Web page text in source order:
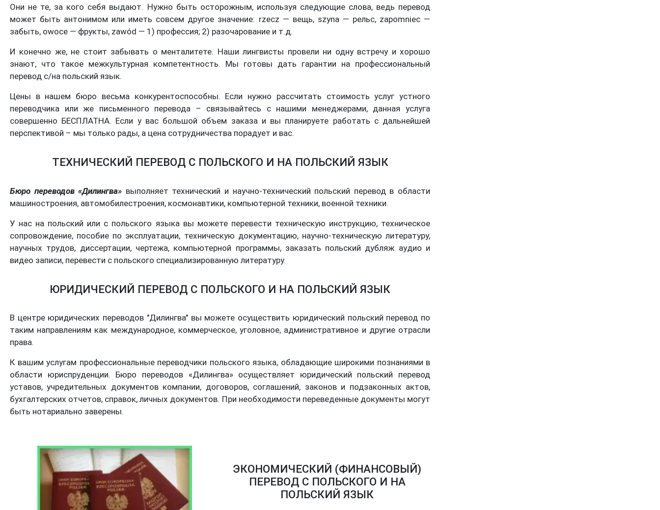
Они не те, за кого себя выдают. Нужно быть осторожным, используя следующие слова, ведь перевод
может быть антонимом или иметь совсем другое значение: rzecz — вещь, szyna — рельс, zapomniec —
забыть, owoce — фрукты, zawód — 1) профессия; 2) разочарование и т.д.
И конечно же, не стоит забывать о менталитете. Наши лингвисты провели ни одну встречу и хорошо
знают, что такое межкультурная компетентность. Мы готовы дать гарантии на профессиональный
перевод с/на польский язык.
Цены в нашем бюро весьма конкурентоспособны. Если нужно рассчитать стоимость услуг устного
переводчика или же письменного перевода – связывайтесь с нашими менеджерами, данная услуга
совершенно БЕСПЛАТНА. Если у вас большой объем заказа и вы планируете работать с дальнейшей
перспективой – мы только рады, а цена сотрудничества порадует и вас.
ТЕХНИЧЕСКИЙ ПЕРЕВОД С ПОЛЬСКОГО И НА ПОЛЬСКИЙ ЯЗЫК
Бюро переводов «Дилингва» выполняет технический и научно-технический польский перевод в области
машиностроения, автомобилестроения, космонавтики, компьютерной техники, военной техники.
У нас на польский или с польского языка вы можете перевести техническую инструкцию, техническое
сопровождение, пособие по эксплуатации, техническую документацию, научно-техническую литературу,
научных трудов, диссертации, чертежа, компьютерной программы, заказать польский дубляж аудио и
видео записи, перевести с польского специализированную литературу.
ЮРИДИЧЕСКИЙ ПЕРЕВОД С ПОЛЬСКОГО И НА ПОЛЬСКИЙ ЯЗЫК
В центре юридических переводов "Дилингва" вы можете осуществить юридический польский перевод по
таким направлениям как международное, коммерческое, уголовное, административное и другие отрасли
права.
К вашим услугам профессиональные переводчики польского языка, обладающие широкими познаниями в
области юриспруденции. Бюро переводов «Дилингва» осуществляет юридический польский перевод
уставов, учредительных документов компании, договоров, соглашений, законов и подзаконных актов,
бухгалтерских отчетов, справок, личных документов. При необходимости переведенные документы могут
быть нотариально заверены.
ЭКОНОМИЧЕСКИЙ (ФИНАНСОВЫЙ)
ПЕРЕВОД С ПОЛЬСКОГО И НА
ПОЛЬСКИЙ ЯЗЫК